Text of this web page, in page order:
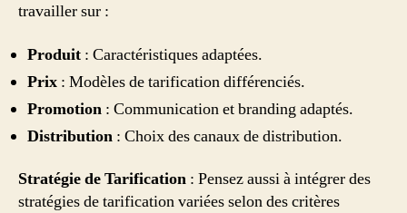
travailler sur :
Produit : Caractéristiques adaptées.
Prix : Modèles de tarification différenciés.
Promotion : Communication et branding adaptés.
Distribution : Choix des canaux de distribution.
Stratégie de Tarification : Pensez aussi à intégrer des
stratégies de tarification variées selon des critères